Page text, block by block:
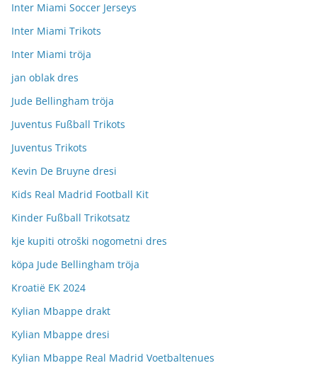
Inter Miami Soccer Jerseys
Inter Miami Trikots
Inter Miami tröja
jan oblak dres
Jude Bellingham tröja
Juventus Fußball Trikots
Juventus Trikots
Kevin De Bruyne dresi
Kids Real Madrid Football Kit
Kinder Fußball Trikotsatz
kje kupiti otroški nogometni dres
köpa Jude Bellingham tröja
Kroatië EK 2024
Kylian Mbappe drakt
Kylian Mbappe dresi
Kylian Mbappe Real Madrid Voetbaltenues